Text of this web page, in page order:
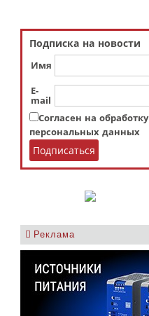
Подписка на новости
Имя
E-
mail
Согласен на обработку
персональных данных
Реклама